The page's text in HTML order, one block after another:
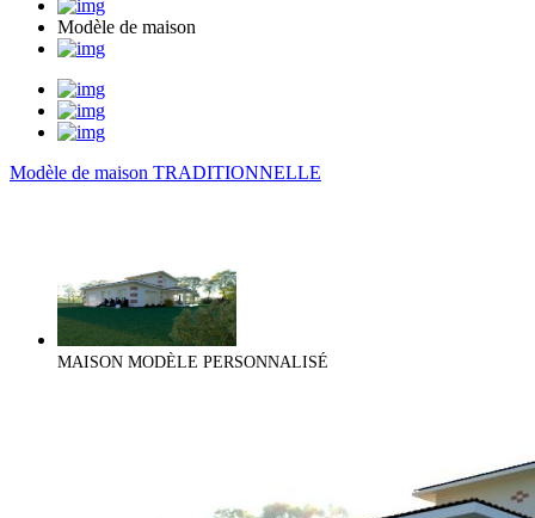
Modèle de maison
Modèle de maison TRADITIONNELLE
MAISON MODÈLE PERSONNALISÉ